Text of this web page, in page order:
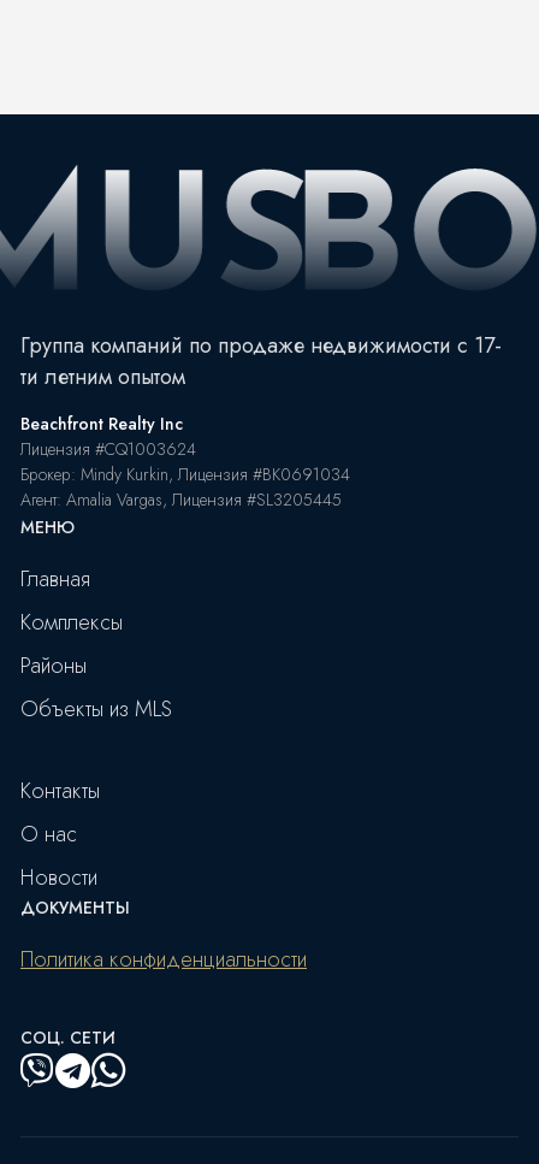
Группа компаний по продаже недвижимости с 17-
ти летним опытом
Beachfront Realty Inc
Лицензия #CQ1003624
Брокер: Mindy Kurkin, Лицензия #BK0691034
Агент: Amalia Vargas, Лицензия #SL3205445
МЕНЮ
Главная
Комплексы
Районы
Объекты из MLS
Контакты
О нас
Новости
ДОКУМЕНТЫ
Политика конфиденциальности
СОЦ. СЕТИ